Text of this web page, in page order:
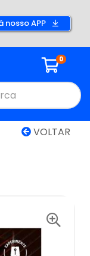
nosso APP
0
VOLTAR